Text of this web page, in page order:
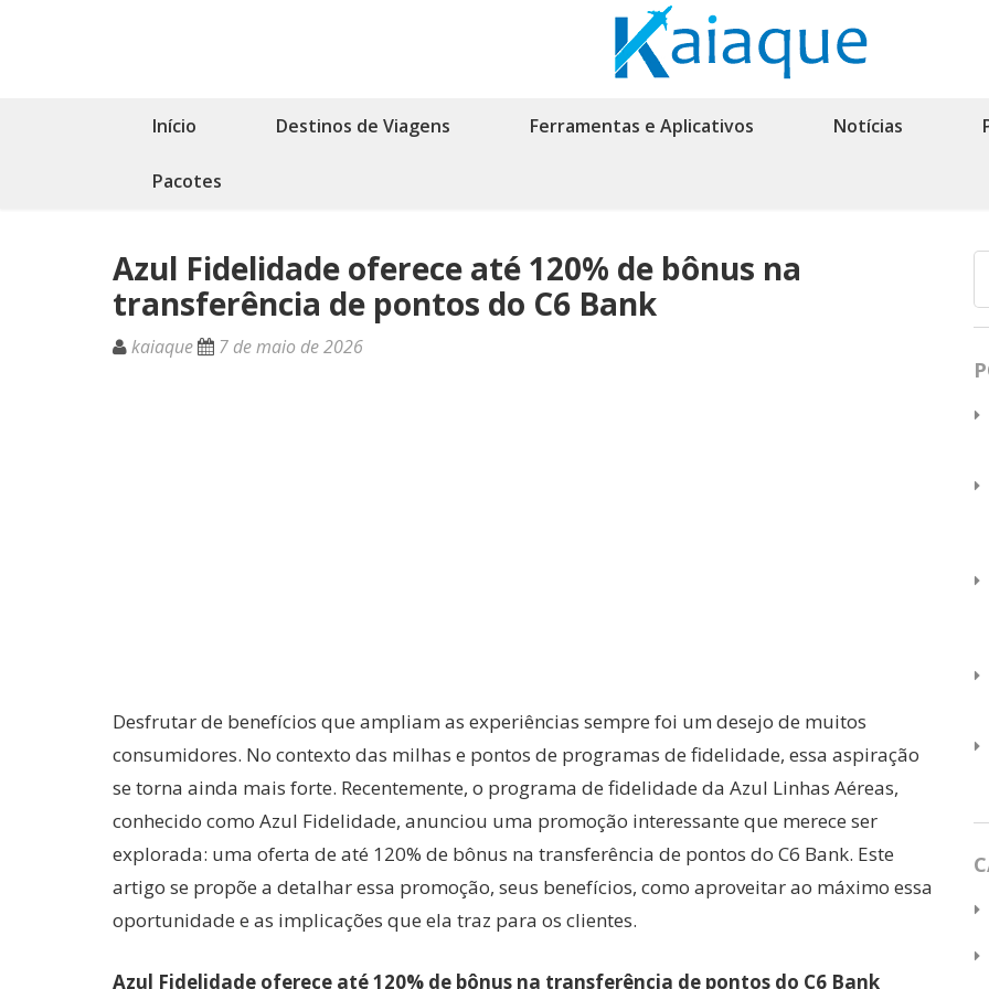
Início Destinos de Viagens Ferramentas e Aplicativos Notícias
Pacotes
Azul Fidelidade oferece até 120% de bônus na
transferência de pontos do C6 Bank
kaiaque 7 de maio de 2026
Desfrutar de benefícios que ampliam as experiências sempre foi um desejo de muitos
consumidores. No contexto das milhas e pontos de programas de fidelidade, essa aspiração
se torna ainda mais forte. Recentemente, o programa de fidelidade da Azul Linhas Aéreas,
conhecido como Azul Fidelidade, anunciou uma promoção interessante que merece ser
explorada: uma oferta de até 120% de bônus na transferência de pontos do C6 Bank. Este
artigo se propõe a detalhar essa promoção, seus benefícios, como aproveitar ao máximo essa
oportunidade e as implicações que ela traz para os clientes.
Azul Fidelidade oferece até 120% de bônus na transferência de pontos do C6 Bank